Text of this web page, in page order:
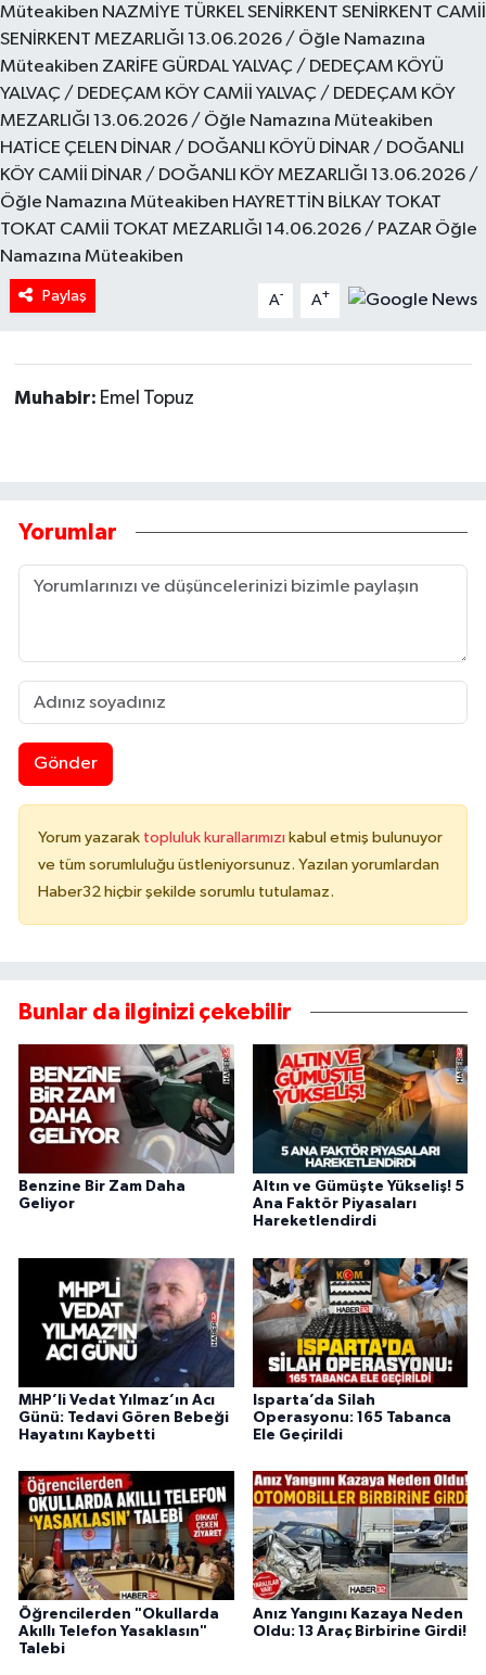
Müteakiben NAZMİYE TÜRKEL SENİRKENT SENİRKENT CAMİİ
SENİRKENT MEZARLIĞI 13.06.2026 / Öğle Namazına
Müteakiben ZARİFE GÜRDAL YALVAÇ / DEDEÇAM KÖYÜ
YALVAÇ / DEDEÇAM KÖY CAMİİ YALVAÇ / DEDEÇAM KÖY
MEZARLIĞI 13.06.2026 / Öğle Namazına Müteakiben
HATİCE ÇELEN DİNAR / DOĞANLI KÖYÜ DİNAR / DOĞANLI
KÖY CAMİİ DİNAR / DOĞANLI KÖY MEZARLIĞI 13.06.2026 /
Öğle Namazına Müteakiben HAYRETTİN BİLKAY TOKAT
TOKAT CAMİİ TOKAT MEZARLIĞI 14.06.2026 / PAZAR Öğle
Namazına Müteakiben
Paylaş A- A+
Muhabir: Emel Topuz
Yorumlar
Gönder
Yorum yazarak topluluk kurallarımızı kabul etmiş bulunuyor
ve tüm sorumluluğu üstleniyorsunuz. Yazılan yorumlardan
Haber32 hiçbir şekilde sorumlu tutulamaz.
Bunlar da ilginizi çekebilir
Benzine Bir Zam Daha
Geliyor
Altın ve Gümüşte Yükseliş! 5
Ana Faktör Piyasaları
Hareketlendirdi
MHP’li Vedat Yılmaz’ın Acı
Günü: Tedavi Gören Bebeği
Hayatını Kaybetti
Isparta’da Silah
Operasyonu: 165 Tabanca
Ele Geçirildi
Öğrencilerden "Okullarda
Akıllı Telefon Yasaklasın"
Talebi
Anız Yangını Kazaya Neden
Oldu: 13 Araç Birbirine Girdi!
POLİTİKA
RESMİ İLANLAR
SAĞLIK
Spor
Tarihi Yapılarımız
Künye